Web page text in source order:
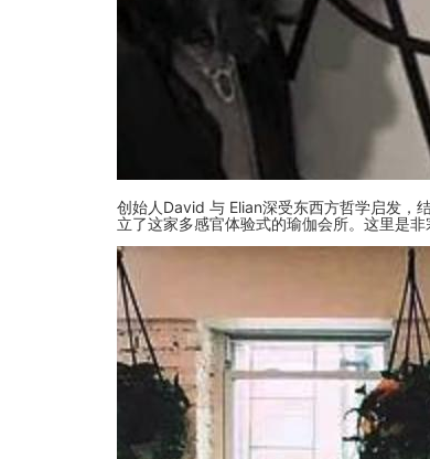
创始人David 与 Elian深受东西方哲学启发，
立了这家多感官体验式的瑜伽会所。这里是